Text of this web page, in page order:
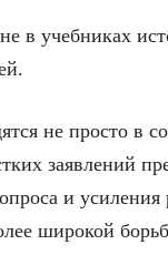
в учебниках
не просто в
заявлений
и
широкой